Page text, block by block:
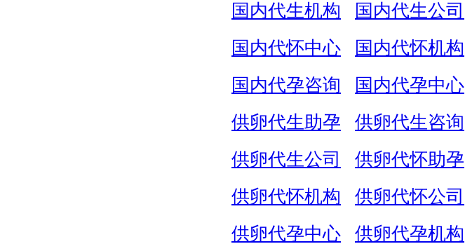
国内代生机构
国内代生公司
国内代怀中心
国内代怀机构
国内代孕咨询
国内代孕中心
供卵代生助孕
供卵代生咨询
供卵代生公司
供卵代怀助孕
供卵代怀机构
供卵代怀公司
供卵代孕中心
供卵代孕机构